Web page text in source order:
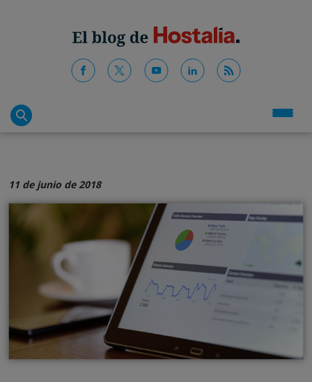
11 de junio de 2018